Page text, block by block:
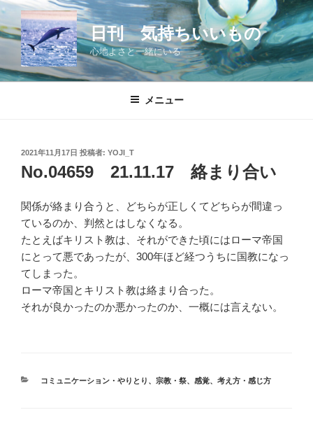
コ
ン
テ
ツ
日刊 気持ちいいもの
心地よさと一緒にいる
メニュー
投
稿
日:
2021年11月17日 投稿者: YOJI_T
No.04659 21.11.17 絡まり合い
関係が絡まり合うと、どちらが正しくてどちらが間違っ
ているのか、判然とはしなくなる。
たとえばキリスト教は、それができた頃にはローマ帝国
にとって悪であったが、300年ほど経つうちに国教になっ
てしまった。
ローマ帝国とキリスト教は絡まり合った。
それが良かったのか悪かったのか、一概には言えない。
カ
コミュニケーション・やりとり 、 宗教・祭、 感覚、 考え方・感じ方